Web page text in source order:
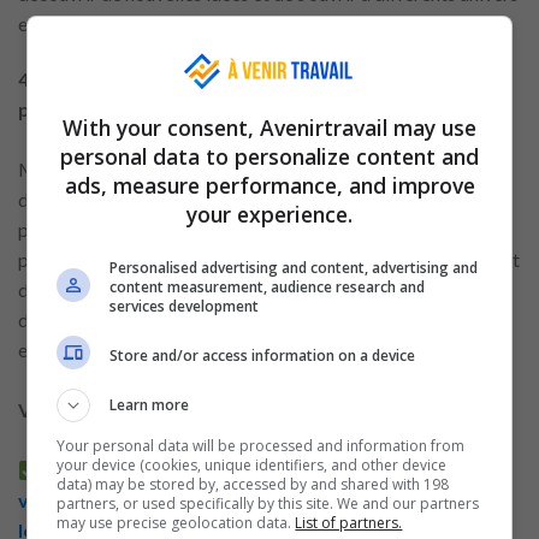
enrichissants.
4. Mensager comme outil moderne d’interaction
pratique
Mensager est une plateforme centrée sur la communication
directe, ce qui la rend idéale pour les personnes recherchant
principalement un outil simple et efficace pour discuter. Elle
permet d’envoyer des messages textuels, des notes vocales et
d’utiliser des fonctionnalités multimédias variées afin
d’illustrer une idée, partager un moment du quotidien ou
enrichir les échanges.
Voici d’autres articles liés:
Outils numériques sécurisés: apps de
visioconférence pour connecter les gens et renforcer
les interactions autour des loisirs
With your consent, Avenirtravail may use
personal data to personalize content and
ads, measure performance, and improve
your experience.
Personalised advertising and content, advertising and
content measurement, audience research and
services development
Store and/or access information on a device
Learn more
Your personal data will be processed and information from
your device (cookies, unique identifiers, and other device
data) may be stored by, accessed by and shared with 198
partners, or used specifically by this site. We and our partners
may use precise geolocation data. List of partners.